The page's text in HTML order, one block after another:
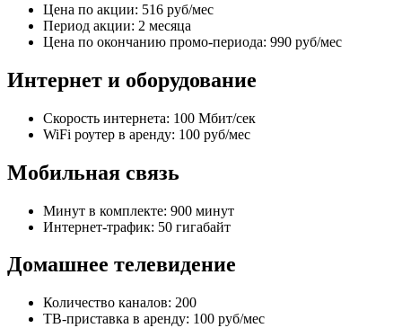
Цена по акции: 516 руб/мес
Период акции: 2 месяца
Цена по окончанию промо-периода: 990 руб/мес
Интернет и оборудование
Скорость интернета: 100 Мбит/сек
WiFi роутер в аренду: 100 руб/мес
Мобильная связь
Минут в комплекте: 900 минут
Интернет-трафик: 50 гигабайт
Домашнее телевидение
Количество каналов: 200
ТВ-приставка в аренду: 100 руб/мес